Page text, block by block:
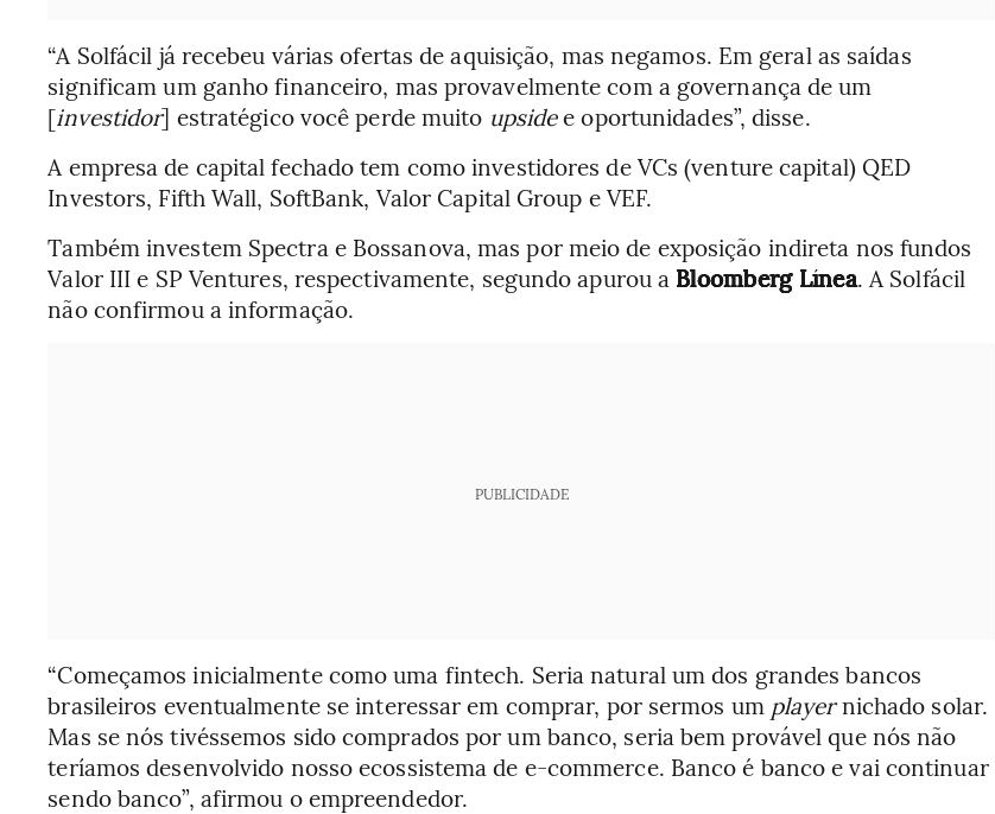
“A Solfácil já recebeu várias ofertas de aquisição, mas negamos. Em geral as saídas
significam um ganho financeiro, mas provavelmente com a governança de um
[investidor] estratégico você perde muito upsidee oportunidades”, disse.
A empresa de capital fechado tem como investidores de VCs (venture capital) QED
Investors, Fifth Wall, SoftBank, Valor Capital Group e VEF.
Também investem Spectra e Bossanova, mas por meio de exposição indireta nos fundos
Valor III e SP Ventures, respectivamente, segundo apurou a Bloomberg Línea. A Solfácil
não confirmou a informação.
PUBLICIDADE
“Começamos inicialmente como uma fintech. Seria natural um dos grandes bancos
brasileiros eventualmente se interessar em comprar, por sermos um playernichado solar.
Mas se nós tivéssemos sido comprados por um banco, seria bem provável que nós não
teríamos desenvolvido nosso ecossistema de e-commerce. Banco é banco e vai continuar
sendo banco”, afirmou o empreendedor.